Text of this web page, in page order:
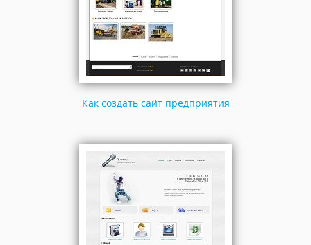
Как создать сайт предприятия